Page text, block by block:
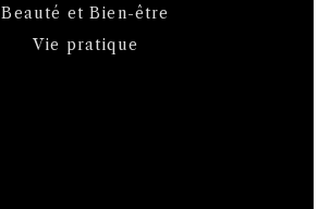
Beauté et Bien-être
Vie pratique